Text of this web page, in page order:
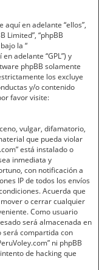
en adelante “ellos”,
Limited”, “phpBB
la “
en adelante “GPL”) y
phpBB solamente
los excluye
y/o contenido
favor visite:
vulgar, difamatorio,
que pueda violar
está instalado o
inmediata y
con notificación a
IP de todos los envíos
Acuerda que
o cerrar cualquier
Como usuario
será almacenada en
será compartida con
ni phpBB
de hacking que